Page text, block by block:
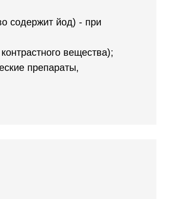
содержит йод) - при
вещества);
препараты,